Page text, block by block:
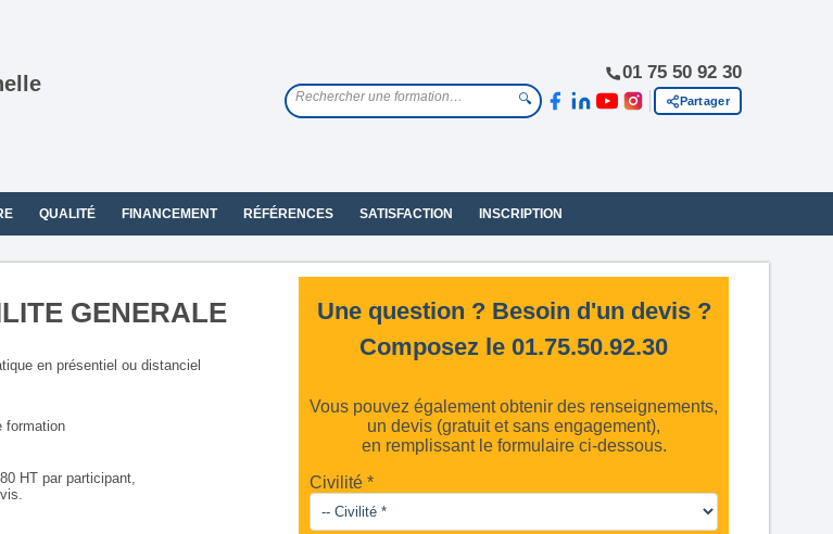
01 75 50 92 30
🔍 Partager
QUALITÉ FINANCEMENT RÉFÉRENCES SATISFACTION INSCRIPTION
GENERALE
en présentiel ou distanciel
formation
HT par participant,
Une question ? Besoin d'un devis ?
Composez le 01.75.50.92.30
Vous pouvez également obtenir des renseignements,
un devis (gratuit et sans engagement),
en remplissant le formulaire ci-dessous.
Civilité *